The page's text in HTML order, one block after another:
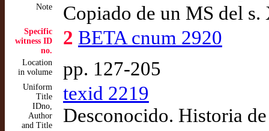
Note Copiado de un MS del
Specific
witness ID
no.
2 BETA cnum 2920
Location
in volume
pp. 127-205
Uniform
Title
IDno,
Author
and Title
texid 2219
Desconocido. Historia